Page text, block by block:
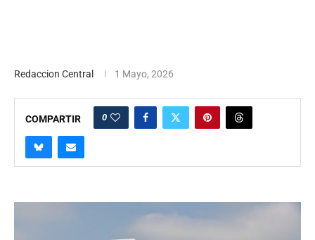
Redaccion Central 1 Mayo, 2026
COMPARTIR 0